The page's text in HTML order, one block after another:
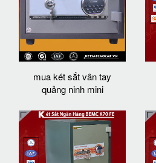
mua két sắt vân tay
quảng ninh mini